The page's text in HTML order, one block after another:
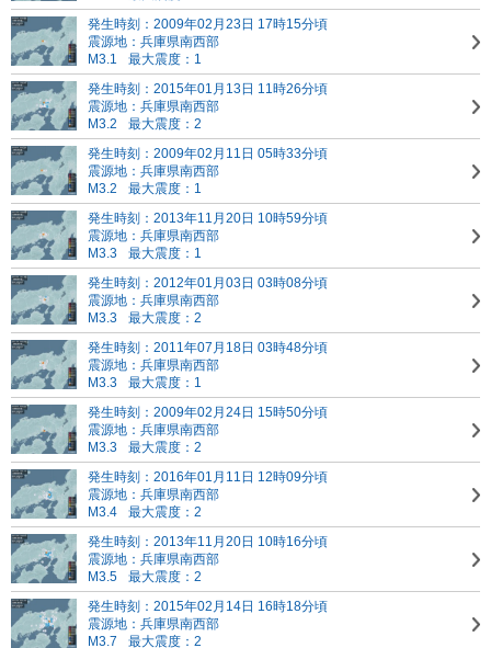
発生時刻：2009年02月23日 17時15分頃
震源地：兵庫県南西部
M3.1
最大震度：1
発生時刻：2015年01月13日 11時26分頃
震源地：兵庫県南西部
M3.2
最大震度：2
発生時刻：2009年02月11日 05時33分頃
震源地：兵庫県南西部
M3.2
最大震度：1
発生時刻：2013年11月20日 10時59分頃
震源地：兵庫県南西部
M3.3
最大震度：1
発生時刻：2012年01月03日 03時08分頃
震源地：兵庫県南西部
M3.3
最大震度：2
発生時刻：2011年07月18日 03時48分頃
震源地：兵庫県南西部
M3.3
最大震度：1
発生時刻：2009年02月24日 15時50分頃
震源地：兵庫県南西部
M3.3
最大震度：2
発生時刻：2016年01月11日 12時09分頃
震源地：兵庫県南西部
M3.4
最大震度：2
発生時刻：2013年11月20日 10時16分頃
震源地：兵庫県南西部
M3.5
最大震度：2
発生時刻：2015年02月14日 16時18分頃
震源地：兵庫県南西部
M3.7
最大震度：2